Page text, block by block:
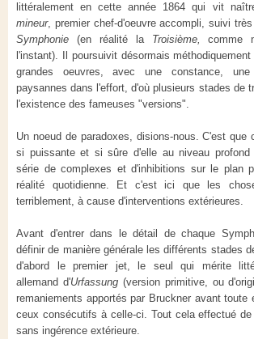
littéralement en cette année 1864 qui vit
mineur, premier chef-d'oeuvre accompli, suivi
Symphonie (en réalité la Troisième,
comme
l'instant). Il poursuivit désormais
grandes oeuvres, avec une constance, une
paysannes dans l'effort, d'où plusieurs stades de
l'existence des fameuses "versions".
Un noeud de paradoxes, disions-nous. C'est que
si puissante et si sûre d'elle au niveau profond
série de complexes et d'inhibitions sur le plan
réalité quotidienne. Et c'est ici que les
terriblement, à cause d'interventions extérieures.
Avant d'entrer dans le détail de chaque
définir de manière générale les différents stades
d'abord le premier jet, le seul qui mérite
allemand d'Urfassung(version primitive, ou
remaniements apportés par Bruckner avant toute
ceux consécutifs à celle-ci. Tout cela effectué
sans ingérence extérieure.